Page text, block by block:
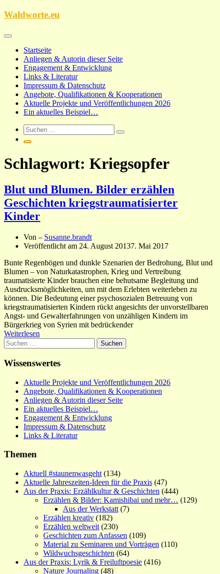
Zum
Waldworte.eu
Startseite
Anliegen & Autorin dieser Seite
Engagement & Entwicklung
Links & Literatur
Impressum & Datenschutz
Angebote, Qualifikationen & Kooperationen
Aktuelle Projekte und Veröffentlichungen 2026
Ein aktuelles Beispiel…
Schlagwort: Kriegsopfer
Blut und Blumen. Bilder erzählen
Geschichten kriegstraumatisierter
Kinder
Von – Susanne.brandt
Veröffentlicht am 24. August 20137. Mai 2017
Bunte Regenbögen und dunkle Szenarien der Bedrohung, Blut und
Blumen – von Naturkatastrophen, Krieg und Vertreibung
traumatisierte Kinder brauchen eine behutsame Begleitung und
Ausdrucksmöglichkeiten, um mit dem Erlebten weiterleben zu
können. Die Bedeutung einer psychosozialen Betreuung von
kriegstraumatisierten Kindern rückt angesichts der unvorstellbaren
Angst- und Gewalterfahrungen von unzähligen Kindern im
Bürgerkrieg von Syrien mit bedrückender
Weiterlesen
Suchen
nach:
Wissenswertes
Aktuelle Projekte und Veröffentlichungen 2026
Angebote, Qualifikationen & Kooperationen
Anliegen & Autorin dieser Seite
Ein aktuelles Beispiel…
Engagement & Entwicklung
Impressum & Datenschutz
Links & Literatur
Themen
Aktuell #staunenwasgeht (134)
Aktuelle Jahreszeiten-Ideen für die Praxis (47)
Aus der Praxis: Erzählkultur & Geschichten (444)
Erzählen & Bilder: Kamishibai und mehr… (129)
Aus der Werkstatt (7)
Erzählen kreativ (182)
Erzählen weltweit (230)
Geschichten zum Anfassen (109)
Material zu Seminaren und Vorträgen (110)
Wildwuchsgeschichten (64)
Aus der Praxis: Lyrik & Freiluftpoesie (416)
Nature Journaling (48)